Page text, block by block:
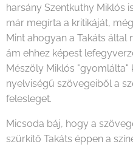
harsány Szentkuthy Miklós
már megírta a kritikáját,
Mint ahogyan a Takáts
ám ehhez képest
Mészöly Miklós "gyomlálta"
nyelviségű szövegeiből a
felesleget.
Micsoda báj, hogy a
szürkítő Takáts éppen a